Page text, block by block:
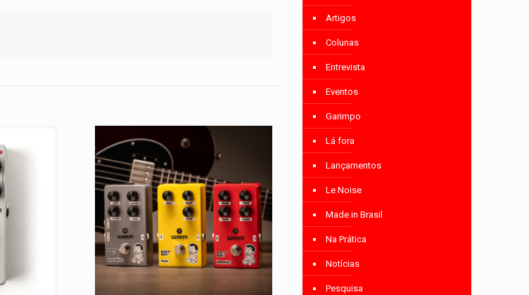
Artigos
Colunas
Entrevista
Eventos
Garimpo
Lá fora
Lançamentos
Le Noise
Made in Brasil
Na Prática
Notícias
Pesquisa